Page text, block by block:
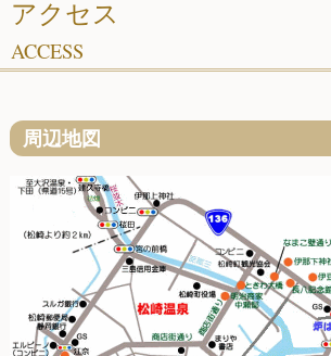
アクセス
ACCESS
周辺地図